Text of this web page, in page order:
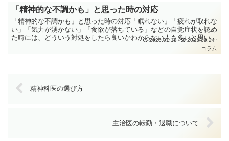
「精神的な不調かも」と思った時の対応
「精神的な不調かも」と思った時の対応「眠れない」「疲れが取れな
い」「気力が湧かない」「食欲が落ちている」などの自覚症状を認め
た時には、どういう対処をしたら良いかわからない人も多いと思いま
2020.01.18
2023.09.24
コラム
精神科医の選び方
主治医の転勤・退職について